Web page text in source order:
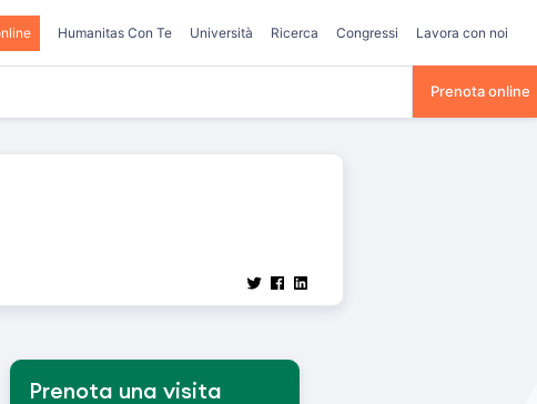
Humanitas Con Te Università Ricerca Congressi Lavora con noi
Prenota online
Prenota una visita